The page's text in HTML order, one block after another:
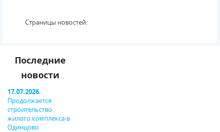
Страницы новостей:
Последние
новости
17.07.2026.
Продолжается
строительство
жилого комплекса в
Одинцово